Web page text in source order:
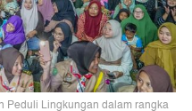
Peduli Lingkungan dalam rangka